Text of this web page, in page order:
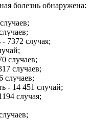
болезнь обнаружена:
7372 случая;
случаев;
случаев;
случаев;
- 14 451 случай;
случая;